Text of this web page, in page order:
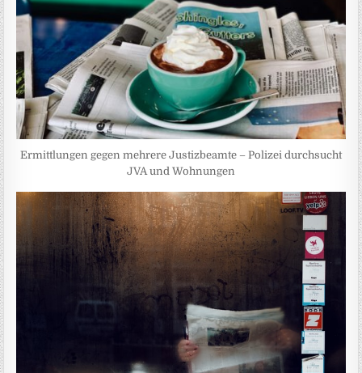
Ermittlungen gegen mehrere Justizbeamte – Polizei durchsucht
JVA und Wohnungen